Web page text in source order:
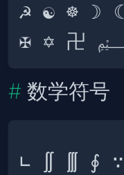
☭ ☯ ☸ ☽
数学符号
∟ ∬ ∭ ∮